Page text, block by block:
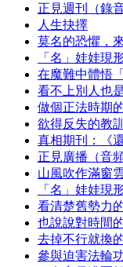
正見週刊（錄
人生抉擇
莫名的恐懼，
「名」娃娃現
在魔難中體悟
看不上別人也
做個正法時期
欲得反失的教訓
真相期刊：《
正見廣播（音
山風吹作滿窗
「名」娃娃現
看清楚舊勢力
也說說對時間
去掉不行就換
參與迫害法輪